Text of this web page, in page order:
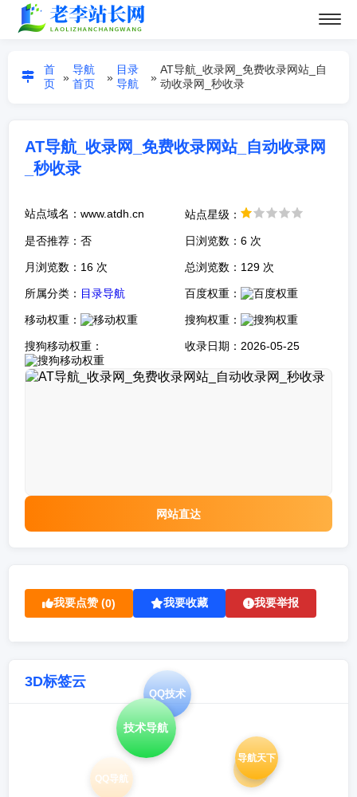
首
页
»
导航
首页
»
目录
导航
»
AT导航_收录网_免费收录网站_自
动收录网_秒收录
AT导航_收录网_免费收录网站_自动收录网
_秒收录
站点域名：www.atdh.cn 站点星级：
是否推荐：否 日浏览数：6 次
月浏览数：16 次 总浏览数：129 次
所属分类： 目录导航 百度权重：
移动权重： 搜狗权重：
搜狗移动权重： 收录日期：2026-05-25
网站直达
我要点赞 (0) 我要收藏 我要举报
3D标签云
导航天下
技术导航
QQ技术
QQ导航